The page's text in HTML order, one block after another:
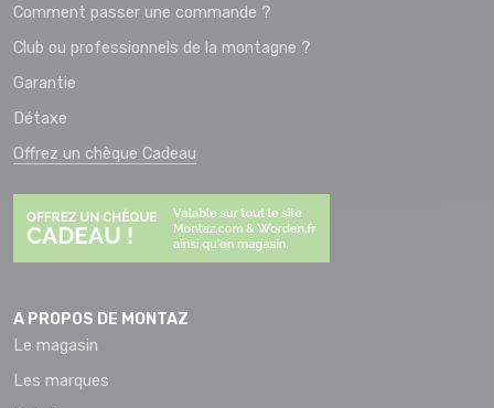
Comment passer une commande ?
Club ou professionnels de la montagne ?
Garantie
Détaxe
Offrez un chèque Cadeau
A PROPOS DE MONTAZ
Le magasin
Les marques